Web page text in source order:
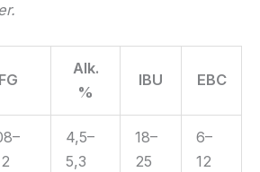
FG
Alk.
%
IBU EBC
4,5–
5,3
18–
25
6–
12